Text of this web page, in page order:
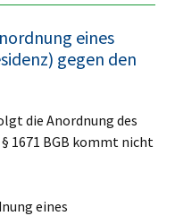
eines
gegen den
die Anordnung des
1671 BGB kommt nicht
eines